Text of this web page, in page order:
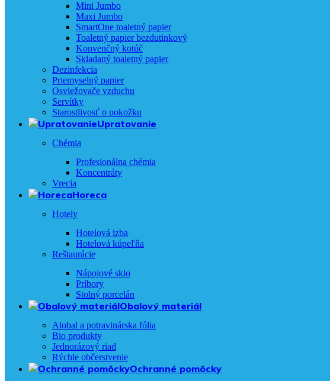
Mini Jumbo
Maxi Jumbo
SmartOne toaletný papier
Toaletný papier bezdutinkový
Konvenčný kotúč
Skladaný toaletný papier
Dezinfekcia
Priemyselný papier
Osviežovače vzduchu
Servítky
Starostlivosť o pokožku
Upratovanie
Chémia
Profesionálna chémia
Koncentráty
Vrecia
Horeca
Hotely
Hotelová izba
Hotelová kúpeľňa
Reštaurácie
Nápojové sklo
Príbory
Stolný porcelán
Obalový materiál
Alobal a potravinárska fólia
Bio produkty
Jednorázový riad
Rýchle občerstvenie
Ochranné pomôcky